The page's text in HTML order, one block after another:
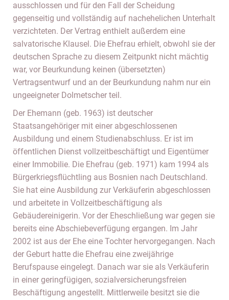
ausschlossen und für den Fall der Scheidung
gegenseitig und vollständig auf nachehelichen Unterhalt
verzichteten. Der Vertrag enthielt außerdem eine
salvatorische Klausel. Die Ehefrau erhielt, obwohl sie der
deutschen Sprache zu diesem Zeitpunkt nicht mächtig
war, vor Beurkundung keinen (übersetzten)
Vertragsentwurf und an der Beurkundung nahm nur ein
ungeeigneter Dolmetscher teil.
Der Ehemann (geb. 1963) ist deutscher
Staatsangehöriger mit einer abgeschlossenen
Ausbildung und einem Studienabschluss. Er ist im
öffentlichen Dienst vollzeitbeschäftigt und Eigentümer
einer Immobilie. Die Ehefrau (geb. 1971) kam 1994 als
Bürgerkriegsflüchtling aus Bosnien nach Deutschland.
Sie hat eine Ausbildung zur Verkäuferin abgeschlossen
und arbeitete in Vollzeitbeschäftigung als
Gebäudereinigerin. Vor der Eheschließung war gegen sie
bereits eine Abschiebeverfügung ergangen. Im Jahr
2002 ist aus der Ehe eine Tochter hervorgegangen. Nach
der Geburt hatte die Ehefrau eine zweijährige
Berufspause eingelegt. Danach war sie als Verkäuferin
in einer geringfügigen, sozialversicherungsfreien
Beschäftigung angestellt. Mittlerweile besitzt sie die